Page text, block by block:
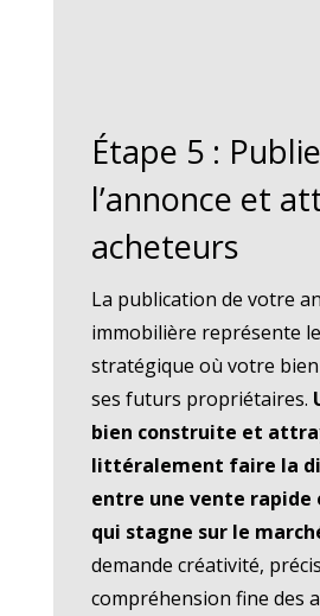
Étape 5 :
l’annonce et
acheteurs
La publication de votre
immobilière représente
stratégique où votre
ses futurs propriétaires.
bien construite et
littéralement faire la
entre une vente rapide
qui stagne sur le
demande créativité,
compréhension fine des